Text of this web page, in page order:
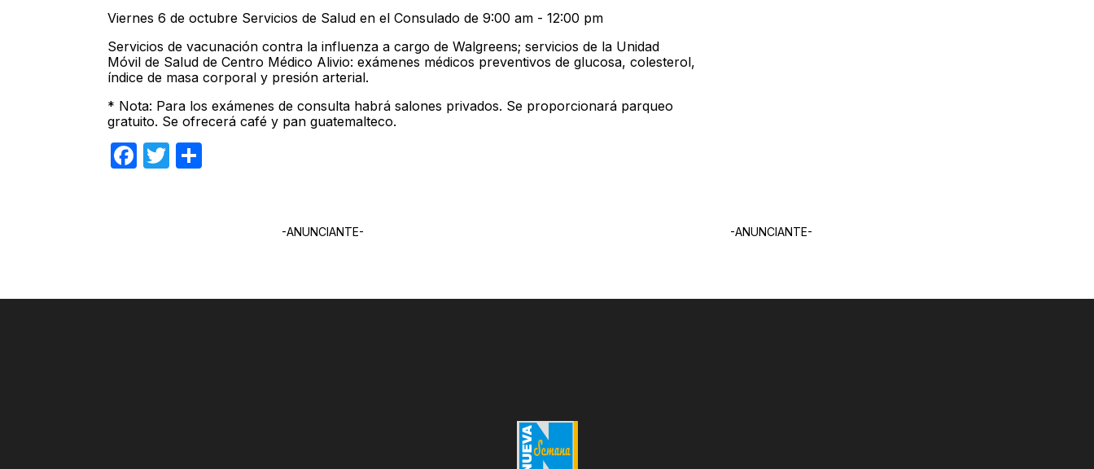
Viernes 6 de octubre Servicios de Salud en el Consulado de 9:00 am - 12:00 pm
Servicios de vacunación contra la influenza a cargo de Walgreens; servicios de la Unidad
Móvil de Salud de Centro Médico Alivio: exámenes médicos preventivos de glucosa, colesterol,
índice de masa corporal y presión arterial.
* Nota: Para los exámenes de consulta habrá salones privados. Se proporcionará parqueo
gratuito. Se ofrecerá café y pan guatemalteco.
Facebook
Twitter
-ANUNCIANTE- -ANUNCIANTE-